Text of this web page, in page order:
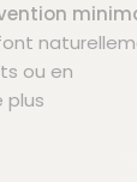
ou en
plus